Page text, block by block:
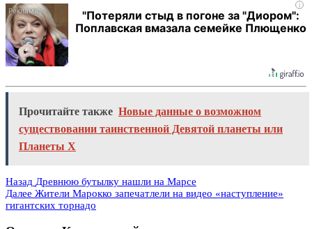
i
"Потеряли стыд в погоне за "Диором":
Поплавская вмазала семейке Плющенко
Прочитайте также Новые данные о возможном
существовании таинственной Девятой планеты или
Планеты X
Назад Древнюю бутылку нашли на Марсе
Далее Жители Марокко запечатлели на видео «наступление»
гигантских торнадо